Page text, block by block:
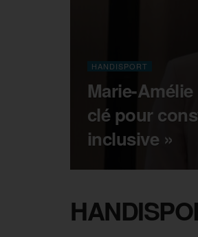
HANDISPORT
Marie-
clé pour
inclusive »